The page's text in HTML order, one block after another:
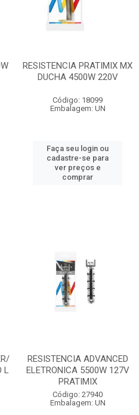
RESISTENCIA PRATIMIX MX
DUCHA 4500W 220V
Código: 18099
Embalagem: UN
Faça seu login ou
cadastre-se para
ver preços e
comprar
L
RESISTENCIA ADVANCED
ELETRONICA 5500W 127V
PRATIMIX
Código: 27940
Embalagem: UN